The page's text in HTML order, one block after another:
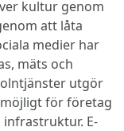
kultur genom
att låta
medier har
mäts och
utgör
för företag
E-